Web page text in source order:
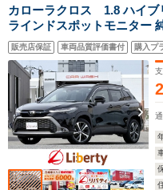
カローラクロス 1.8 ハイ
ラインドスポットモニター
対応 Bカメラ ETC アダプテ
ワーバックドア LEDヘッド
マートキー 純正アルミ
販売店保証 車両品質評価書付 購入プ